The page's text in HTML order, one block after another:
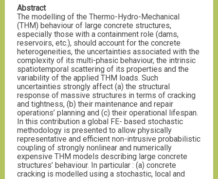
Abstract
The modelling of the Thermo-Hydro-Mechanical
(THM) behaviour of large concrete structures,
especially those with a containment role (dams,
reservoirs, etc.), should account for the concrete
heterogeneities, the uncertainties associated with the
complexity of its multi-phasic behaviour, the intrinsic
spatiotemporal scattering of its properties and the
variability of the applied THM loads. Such
uncertainties strongly affect (a) the structural
response of massive structures in terms of cracking
and tightness, (b) their maintenance and repair
operations’ planning and (c) their operational lifespan.
In this contribution a global FE- based stochastic
methodology is presented to allow physically
representative and efficient non-intrusive probabilistic
coupling of strongly nonlinear and numerically
expensive THM models describing large concrete
structures’ behaviour. In particular : (a) concrete
cracking is modelled using a stochastic, local and